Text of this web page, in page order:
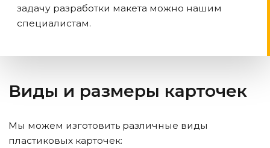
задачу разработки макета можно нашим
специалистам.
Виды и размеры карточек
Мы можем изготовить различные виды
пластиковых карточек: